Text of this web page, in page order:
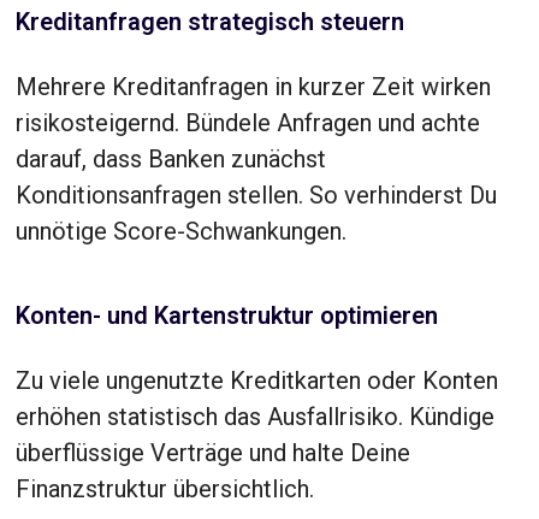
Kreditanfragen strategisch steuern
Mehrere Kreditanfragen in kurzer Zeit wirken
risikosteigernd. Bündele Anfragen und achte
darauf, dass Banken zunächst
Konditionsanfragen stellen. So verhinderst Du
unnötige Score-Schwankungen.
Konten- und Kartenstruktur optimieren
Zu viele ungenutzte Kreditkarten oder Konten
erhöhen statistisch das Ausfallrisiko. Kündige
überflüssige Verträge und halte Deine
Finanzstruktur übersichtlich.